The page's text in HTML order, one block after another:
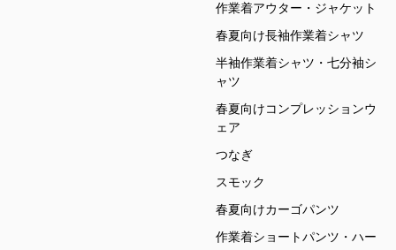
作業着アウター・ジャケット
春夏向け長袖作業着シャツ
半袖作業着シャツ・七分袖シ
ャツ
春夏向けコンプレッションウ
ェア
つなぎ
スモック
春夏向けカーゴパンツ
作業着ショートパンツ・ハー